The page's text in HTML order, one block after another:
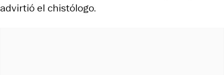
advirtió el chistólogo.